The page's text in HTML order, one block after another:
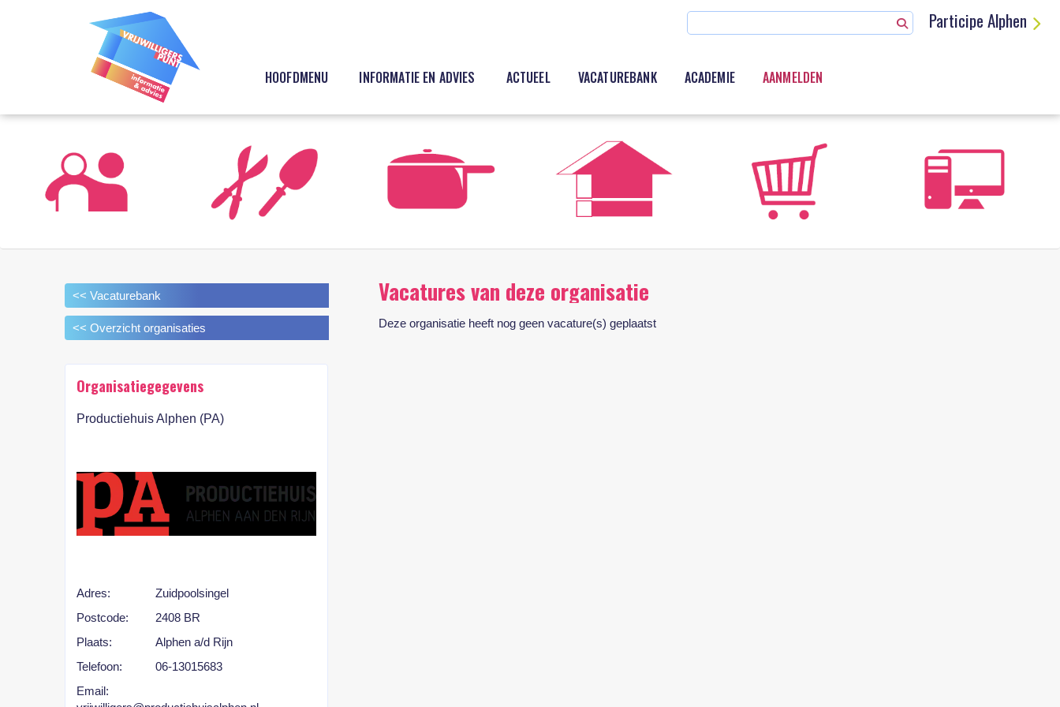
Participe Alphen
HOOFDMENU INFORMATIE EN ADVIES ACTUEEL VACATUREBANK ACADEMIE AANMELDEN
<< Vacaturebank
<< Overzicht organisaties
Organisatiegegevens
Productiehuis Alphen (PA)
Adres:
Zuidpoolsingel
Postcode:
2408 BR
Plaats:
Alphen a/d Rijn
Telefoon:
06-13015683
Email:
Vacatures van deze organisatie
Deze organisatie heeft nog geen vacature(s) geplaatst